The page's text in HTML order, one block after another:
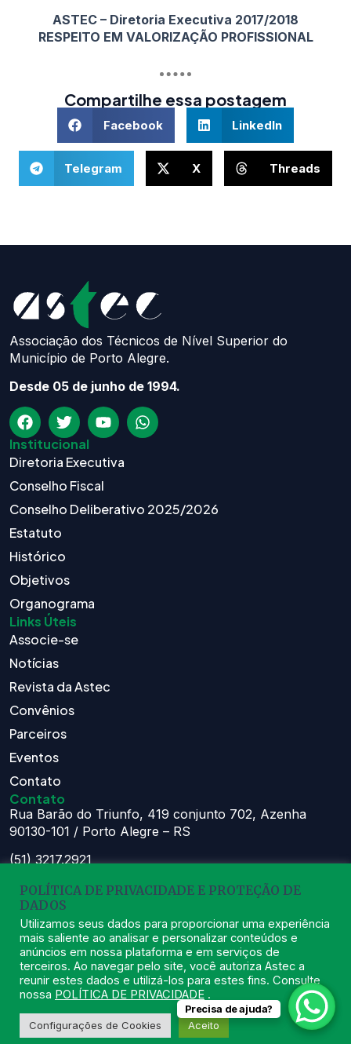
ASTEC – Diretoria Executiva 2017/2018
RESPEITO EM VALORIZAÇÃO PROFISSIONAL
Compartilhe essa postagem
Facebook LinkedIn
Telegram X Threads
Associação dos Técnicos de Nível Superior do
Município de Porto Alegre.
Desde 05 de junho de 1994.
Institucional
Diretoria Executiva
Conselho Fiscal
Conselho Deliberativo 2025/2026
Estatuto
Histórico
Objetivos
Organograma
Links Úteis
Associe-se
Notícias
Revista da Astec
Convênios
Parceiros
Eventos
Contato
Contato
Rua Barão do Triunfo, 419 conjunto 702, Azenha
90130-101 / Porto Alegre – RS
(51) 3217.2921
Atendimento:
Seg à Sex das 8h – 11:30h e 13h – 16:30h
astec@astecpmpa.com.br
2026 ASTEC. Todos os Direitos Reservados.
Desenvolvido por Nexx
Tecnologia
POLÍTICA DE PRIVACIDADE E PROTEÇÃO DE
DADOS
Utilizamos seus dados para proporcionar uma experiência
mais saliente ao analisar e personalizar conteúdos e
anúncios em nossa plataforma e em serviços de
terceiros. Ao navegar pelo site, você autoriza Astec a
reunir estes dados e utilizá-los para estes fins. Consulte
nossa POLÍTICA DE PRIVACIDADE .
Configurações de Cookies Aceito
Precisa de ajuda?